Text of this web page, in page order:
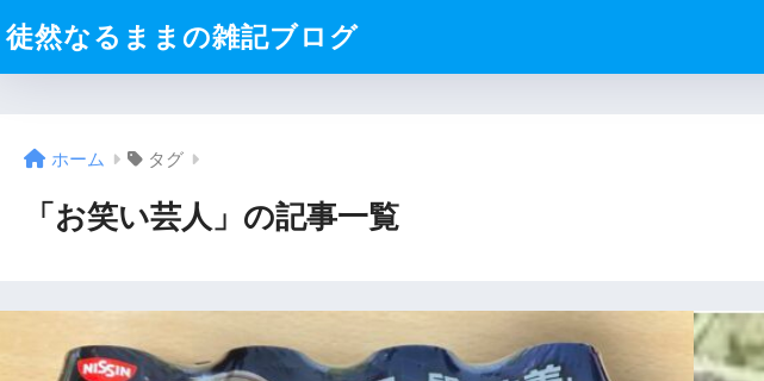
徒然なるままの雑記ブログ
ホーム タグ
「お笑い芸人」の記事一覧